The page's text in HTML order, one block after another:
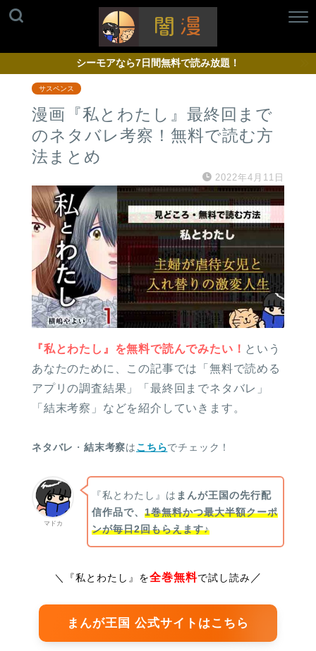
シーモアなら7日間無料で読み放題！
サスペンス
漫画『私とわたし』最終回まで
のネタバレ考察！無料で読む方
法まとめ
2022年4月11日
『私とわたし』を無料で読んでみたい！ という
あなたのために、この記事では「無料で読める
アプリの調査結果」「最終回までネタバレ」
「結末考察」などを紹介していきます。
ネタバレ ・結末考察はこちらでチェック！
マドカ
『私とわたし』は まんが王国の先行配
信作品で、 1巻無料かつ最大半額クーポ
ンが毎日2回もらえます♪
＼ 『私とわたし』を全巻無料で試し読み ／
まんが王国 公式サイトはこちら